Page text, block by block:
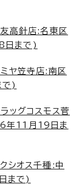
針店:名東区
日まで)
笠寺店:南区
)
グコスモス菅
年11月19日ま
オス千種:中
まで)